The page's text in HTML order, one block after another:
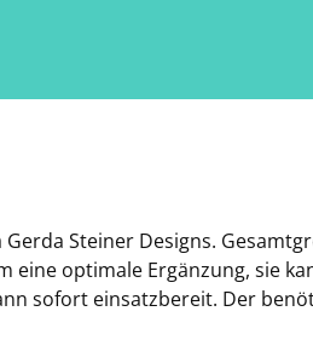
Steiner Designs.
eine optimale Ergänzung, sie
sofort einsatzbereit. Der